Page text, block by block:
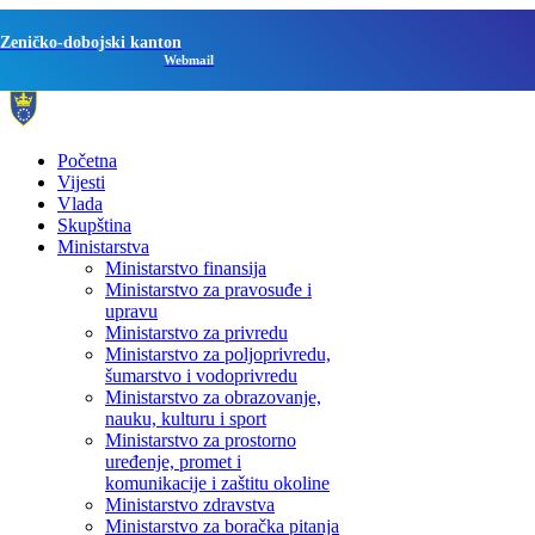
Zeničko-dobojski kanton
Webmail
Početna
Vijesti
Vlada
Skupština
Ministarstva
Ministarstvo finansija
Ministarstvo za pravosuđe i
upravu
Ministarstvo za privredu
Ministarstvo za poljoprivredu,
šumarstvo i vodoprivredu
Ministarstvo za obrazovanje,
nauku, kulturu i sport
Ministarstvo za prostorno
uređenje, promet i
komunikacije i zaštitu okoline
Ministarstvo zdravstva
Ministarstvo za boračka pitanja